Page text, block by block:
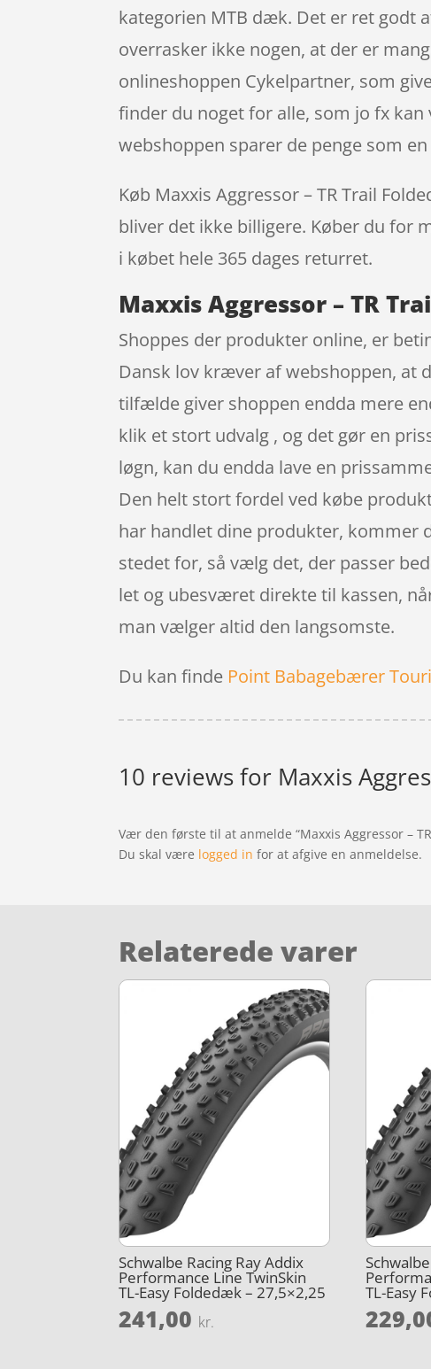
kategorien MTB dæk. Det er ret godt
overrasker ikke nogen, at der er
onlineshoppen Cykelpartner, som
finder du noget for alle, som jo fx
webshoppen sparer de penge som
Køb Maxxis Aggressor – TR Trail
bliver det ikke billigere. Køber du for
i købet hele 365 dages returret.
Maxxis Aggressor – TR
Shoppes der produkter online, er
Dansk lov kræver af webshoppen, at
tilfælde giver shoppen endda mere
klik et stort udvalg , og det gør en
løgn, kan du endda lave en
Den helt stort fordel ved købe
har handlet dine produkter, kommer
stedet for, så vælg det, der passer
let og ubesværet direkte til kassen,
man vælger altid den langsomste.
Du kan finde Point Babagebærer
10 reviews for Maxxis
Vær den første til at anmelde “Maxxis Aggressor –
Du skal være logged in for at afgive en anmeldelse.
Relaterede varer
Schwalbe Racing Ray Addix
Performance Line TwinSkin
TL-Easy Foldedæk – 27,5×2,25
241,00 kr.
TL-Easy